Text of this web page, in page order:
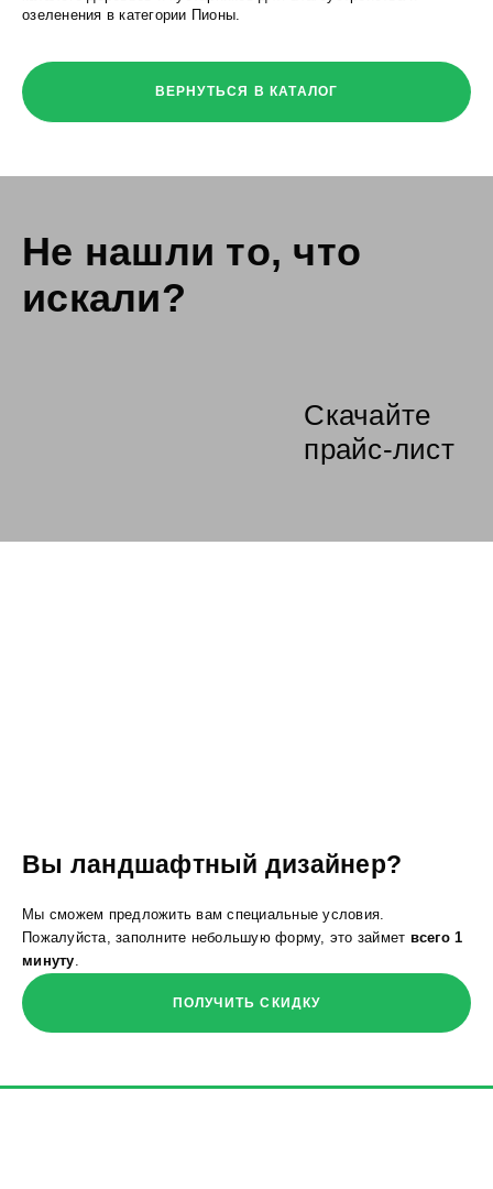
озеленения в категории Пионы.
ВЕРНУТЬСЯ В КАТАЛОГ
Не нашли то, что
искали?
Скачайте
прайс-лист
Вы ландшафтный дизайнер?
Мы сможем предложить вам специальные условия.
Пожалуйста, заполните небольшую форму, это займет всего 1
минуту
ПОЛУЧИТЬ СКИДКУ